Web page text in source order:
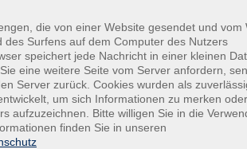
Mi
08:00–13:00 Uhr,
Uhr
Do
08:00–13:00 Uhr,
Uhr
Fr 09:00–12:30 Uhr
die von einer Website gesendet und vom
des Surfens auf dem Computer des Nutzers
speichert jede Nachricht in einer kleinen
eine weitere Seite vom Server anfordern,
Server zurück. Cookies wurden als
um sich Informationen zu merken
aufzuzeichnen. Bitte willigen Sie in die
finden Sie in unseren